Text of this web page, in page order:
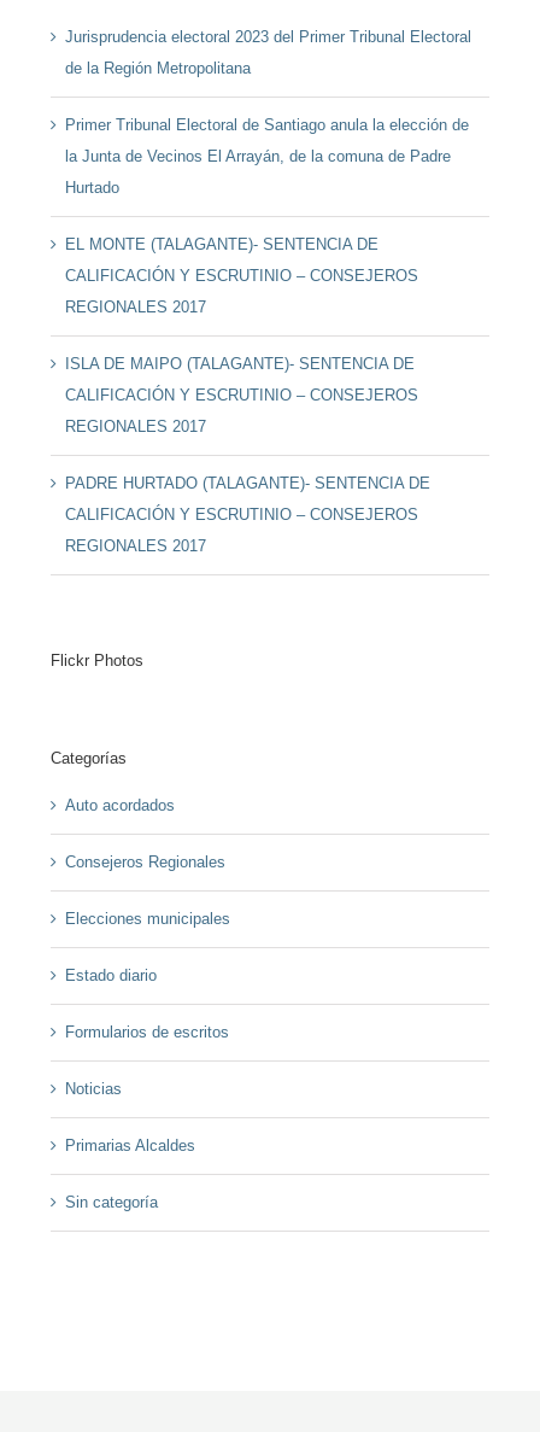
Jurisprudencia electoral 2023 del Primer Tribunal Electoral
de la Región Metropolitana
Primer Tribunal Electoral de Santiago anula la elección de
la Junta de Vecinos El Arrayán, de la comuna de Padre
Hurtado
EL MONTE (TALAGANTE)- SENTENCIA DE
CALIFICACIÓN Y ESCRUTINIO – CONSEJEROS
REGIONALES 2017
ISLA DE MAIPO (TALAGANTE)- SENTENCIA DE
CALIFICACIÓN Y ESCRUTINIO – CONSEJEROS
REGIONALES 2017
PADRE HURTADO (TALAGANTE)- SENTENCIA DE
CALIFICACIÓN Y ESCRUTINIO – CONSEJEROS
REGIONALES 2017
Flickr Photos
Categorías
Auto acordados
Consejeros Regionales
Elecciones municipales
Estado diario
Formularios de escritos
Noticias
Primarias Alcaldes
Sin categoría